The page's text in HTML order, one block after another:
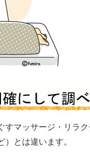
すマッサージ・リラ
）とは違います。